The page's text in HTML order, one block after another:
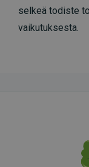
selkeä todiste
vaikutuksesta.